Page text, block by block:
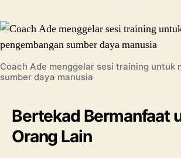
Coach Ade menggelar sesi training untuk
sumber daya manusia
Bertekad Bermanfaat
Orang Lain